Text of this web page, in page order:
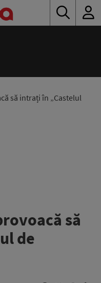
să intrați în „Castelul
să
de